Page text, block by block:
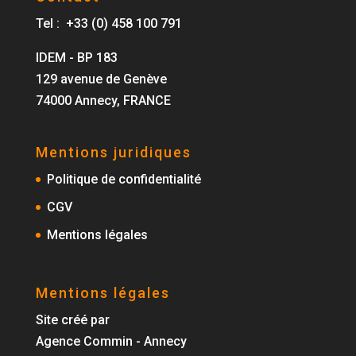
Tel : +33 (0) 458 100 791
IDEM - BP 183
129 avenue de Genève
74000 Annecy, FRANCE
Mentions juridiques
Politique de confidentialité
CGV
Mentions légales
Mentions légales
Site créé par
Agence Commin - Annecy